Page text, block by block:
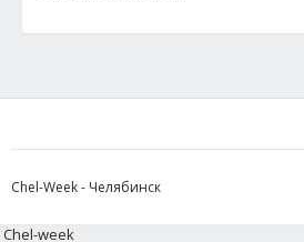
Chel-Week - Челябинск
Chel-week